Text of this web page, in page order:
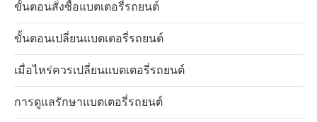
ขั้นตอนสั่งซื้อแบตเตอรี่รถยนต์
ขั้นตอนเปลี่ยนแบตเตอรี่รถยนต์
เมื่อไหร่ควรเปลี่ยนแบตเตอรี่รถยนต์
การดูแลรักษาแบตเตอรี่รถยนต์